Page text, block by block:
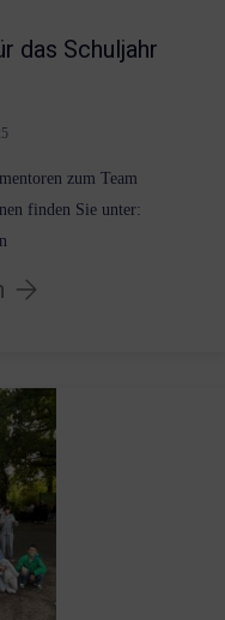
das Schuljahr
zum Team
finden Sie unter: